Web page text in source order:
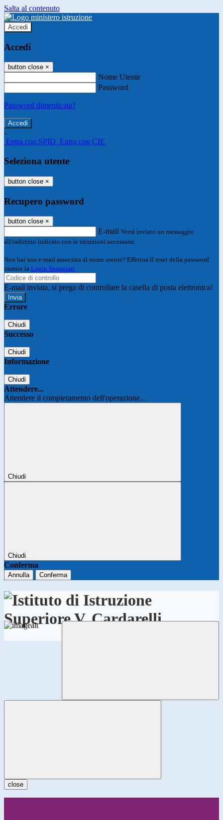
Salta al contenuto
Accedi
Accedi
button close ×
Nome Utente
Password
Password dimenticata?
-
Entra con SPID Entra con CIE
Seleziona utente
button close ×
Recupero password
button close ×
E-mail Verrà inviato un messaggio
all'indirizzo indicato con le istruzioni necessarie.
Non hai una e-mail associata al nome utente? Effettua il reset della password
tramite la Login Spaggiari
E-mail inviata, si prega di controllare la casella di posta elettronica!
Errore
Chiudi
Successo
Chiudi
Informazione
Chiudi
Attendere...
Attendere il completamento dell'operazione...
Chiudi
Chiudi
Conferma
Annulla Conferma
close